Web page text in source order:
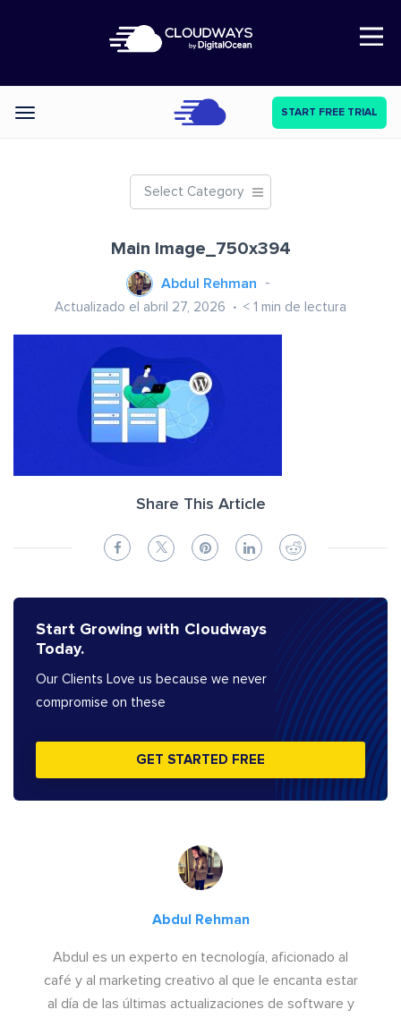
Open Nav
Categories START FREE TRIAL
Select Category
Main Image_750x394
Abdul Rehman
Actualizado el abril 27, 2026 < 1 min de lectura
Share This Article
Start Growing with Cloudways
Today.
Our Clients Love us because we never
compromise on these
GET STARTED FREE
Abdul Rehman
Abdul es un experto en tecnología, aficionado al
café y al marketing creativo al que le encanta estar
al día de las últimas actualizaciones de software y